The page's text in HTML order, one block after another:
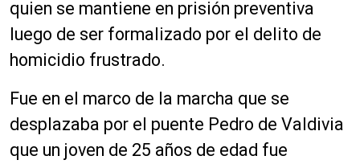
quien se mantiene en prisión preventiva
luego de ser formalizado por el delito de
homicidio frustrado.
Fue en el marco de la marcha que se
desplazaba por el puente Pedro de Valdivia
que un joven de 25 años de edad fue